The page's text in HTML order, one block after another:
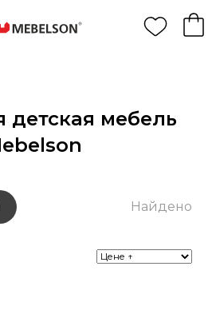
детская мебель
Найдено